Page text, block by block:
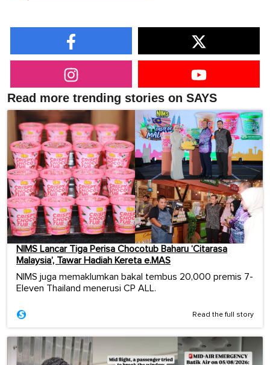
Read more trending stories on SAYS
NIMS Lancar Tiga Perisa Chocotub Baharu ‘Citarasa
Malaysia’, Tawar Hadiah Kereta e.MAS
NIMS juga memaklumkan bakal tembus 20,000 premis 7-
Eleven Thailand menerusi CP ALL.
Read the full story